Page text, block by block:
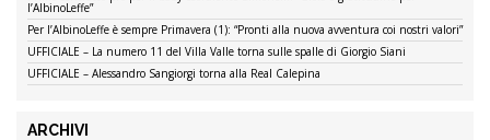
l’AlbinoLeffe”
Per l’AlbinoLeffe è sempre Primavera (1): “Pronti alla nuova avventura coi nostri valori”
UFFICIALE – La numero 11 del Villa Valle torna sulle spalle di Giorgio Siani
UFFICIALE – Alessandro Sangiorgi torna alla Real Calepina
ARCHIVI